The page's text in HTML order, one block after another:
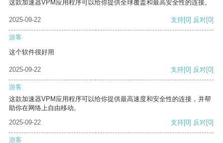
这款加速器VPM应用程序可以给你提供全球覆盖和最高安全性的连接。
2025-09-22 支持[0] 反对[0]
游客
这个软件很好用
2025-09-22 支持[0] 反对[0]
游客
这款加速器VPM应用程序可以给你提供最高速度和安全性的连接，并帮
助你在网络上自由移动。
2025-09-22
支持[0] 反对[0]
游客